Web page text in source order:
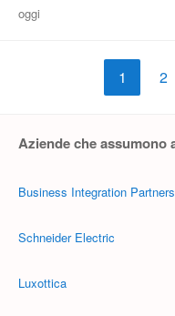
oggi
1 2
Aziende che assumono
Business Integration Partners
Schneider Electric
Luxottica